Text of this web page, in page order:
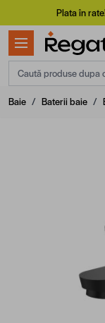
Mergi la Conținut
Plata în
Caută produse
Baie / Baterii baie /